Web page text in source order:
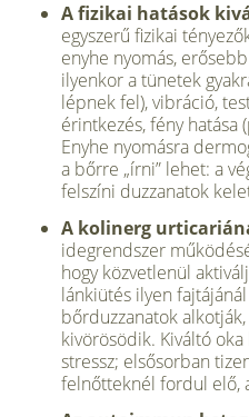
A fizikai hatások
egy­szerű fizikai
enyhe nyo­más,
ilyenkor a tünetek
lépnek fel), vibráció,
érintkezés, fény hatása
Enyhe nyomásra
a bőrre „írni” lehet: a
felszíni duzzanatok
A kolinerg
idegrendszer
hogy közvetlenül
lánkiütés ilyen
bőrduz­zanatok
kivörösödik. Kiváltó
stressz; elsősorban
felnőtteknél fordul elő,